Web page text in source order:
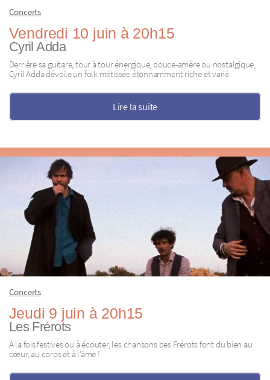
Concerts
Vendredi 10 juin à 20h15
Cyril Adda
Derrière sa guitare, tour à tour énergique, douce-amère ou nostalgique,
Cyril Adda dévoile un folk métissée étonnamment riche et varié.
Lire la suite
Concerts
Jeudi 9 juin à 20h15
Les Frérots
À la fois festives ou à écouter, les chansons des Frérots font du bien au
cœur, au corps et à l’âme !